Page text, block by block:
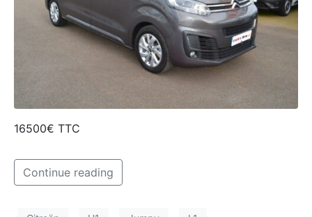
16500€ TTC
Continue reading